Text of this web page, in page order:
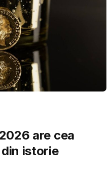
are cea
din istorie